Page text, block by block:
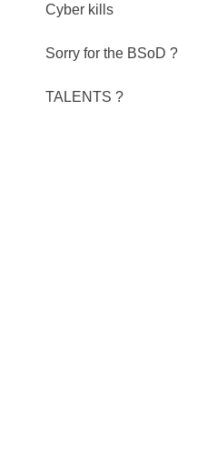
Cyber kills
Sorry for the BSoD ?
TALENTS ?